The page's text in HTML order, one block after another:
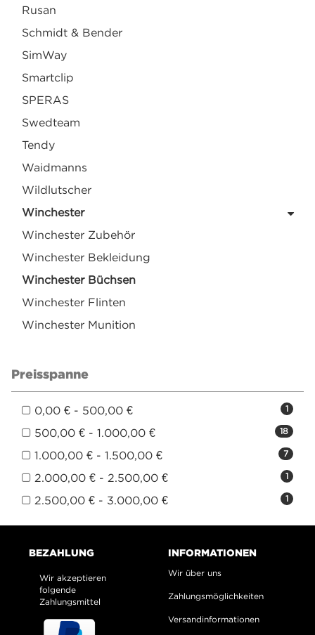
Rusan
Schmidt & Bender
SimWay
Smartclip
SPERAS
Swedteam
Tendy
Waidmanns
Wildlutscher
Winchester
Winchester Zubehör
Winchester Bekleidung
Winchester Büchsen
Winchester Flinten
Winchester Munition
Preisspanne
1
0,00 € - 500,00 €
18
500,00 € - 1.000,00 €
7
1.000,00 € - 1.500,00 €
1
2.000,00 € - 2.500,00 €
1
2.500,00 € - 3.000,00 €
BEZAHLUNG
Wir akzeptieren
folgende
Zahlungsmittel
INFORMATIONEN
Wir über uns
Zahlungsmöglichkeiten
Versandinformationen